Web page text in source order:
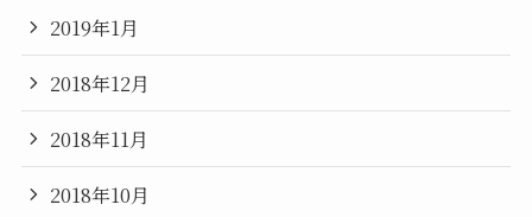
2019年1月
2018年12月
2018年11月
2018年10月